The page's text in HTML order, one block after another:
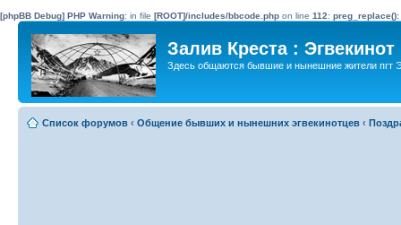
[phpBB Debug] PHP Warning: in file [ROOT]/includes/bbcode.php on line 112:
Залив Креста : Эгвекинот
Здесь общаются бывшие и нынешние жители пгт
Список форумов ‹ Общение бывших и нынешних эгвекинотцев ‹